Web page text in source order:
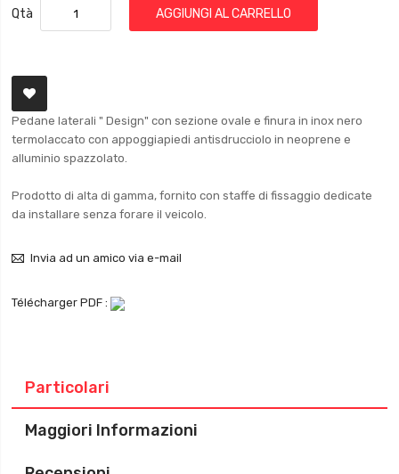
Qtà AGGIUNGI AL CARRELLO
Pedane laterali " Design" con sezione ovale e finura in inox nero
termolaccato con appoggiapiedi antisdrucciolo in neoprene e
alluminio spazzolato.
Prodotto di alta di gamma, fornito con staffe di fissaggio dedicate
da installare senza forare il veicolo.
Invia ad un amico via e-mail
Télécharger PDF :
Particolari
Maggiori Informazioni